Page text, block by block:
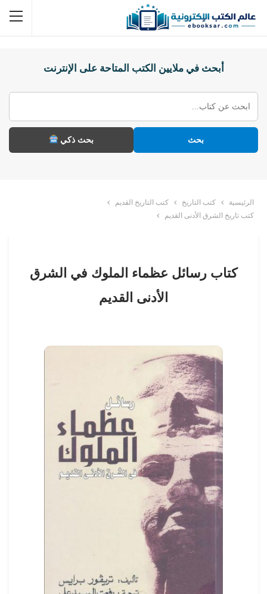
أبحث في ملايين الكتب المتاحة على الإنترنت
بحث بحث ذكي
الرئيسية كتب التاريخ
كتب التاريخ القديم
كتب تاريخ الشرق الأدنى القديم
كتاب رسائل عظماء الملوك في الشرق
الأدنى القديم